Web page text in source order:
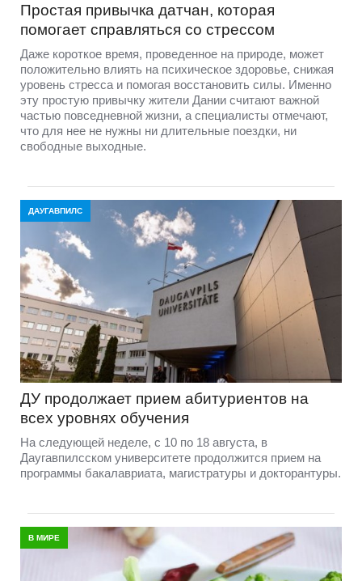
Простая привычка датчан, которая
помогает справляться со стрессом
Даже короткое время, проведенное на природе, может
положительно влиять на психическое здоровье, снижая
уровень стресса и помогая восстановить силы. Именно
эту простую привычку жители Дании считают важной
частью повседневной жизни, а специалисты отмечают,
что для нее не нужны ни длительные поездки, ни
свободные выходные.
ДАУГАВПИЛС
ДУ продолжает прием абитуриентов на
всех уровнях обучения
На следующей неделе, с 10 по 18 августа, в
Даугавпилсском университете продолжится прием на
программы бакалавриата, магистратуры и докторантуры.
В МИРЕ